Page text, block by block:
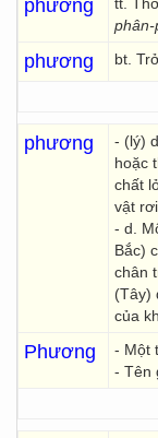
phương
phương bt.
phương
- (lý)
hoặc
chất
vật
- d.
Bắc)
chân
(Tây)
của
Phương
- Một
- Tên